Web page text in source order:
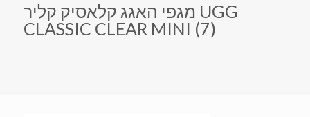
מגפי האגג קלאסיק קליר UGG
CLASSIC CLEAR MINI (7)